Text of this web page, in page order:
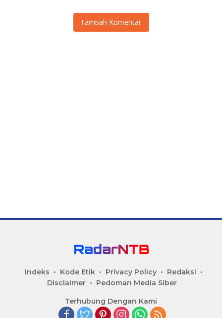
Tambah Komentar
Indeks Kode Etik Privacy Policy
Redaksi
Disclaimer
Pedoman Media Siber
Terhubung Dengan Kami